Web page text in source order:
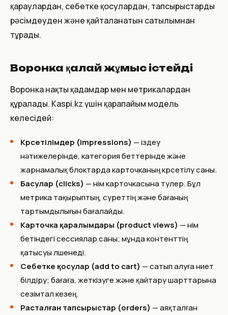
қараулардан, себетке қосулардан, тапсырыстарды
рәсімдеуден және қайталанатын сатылымнан
тұрады.
Воронка қалай жұмыс істейді
Воронка нақты қадамдар мен метрикалардан
құралады. Kaspi.kz үшін қарапайым модель
келесідей:
Көрсетілімдер (impressions) — іздеу
нәтижелерінде, категория беттерінде және
жарнамалық блоктарда карточканың көрсетілу саны.
Басулар (clicks) — өнім карточкасына өтулер. Бұл
метрика тақырыптың, суреттің және бағаның
тартымдылығын бағалайды.
Карточка қаралымдары (product views) — өнім
бетіндегі сессиялар саны; мұнда контенттің
қатысуы өлшенеді.
Себетке қосулар (add to cart) — сатып алуға ниет
білдіру; бағаға, жеткізуге және қайтару шарттарына
сезімтал кезең.
Расталған тапсырыстар (orders) — аяқталған